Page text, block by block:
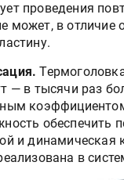
проведения
может, в отличие
— в тысячи раз
и
в